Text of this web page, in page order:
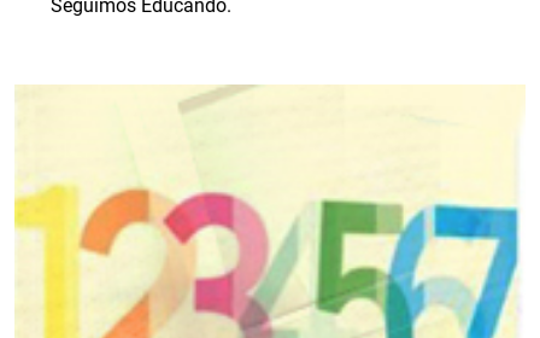
Seguimos Educando.